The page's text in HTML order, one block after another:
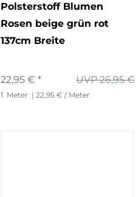
Polsterstoff Blumen
Rosen beige grün rot
137cm Breite
UVP 26,95 €
22,95 € *
1 Meter | 22,95 € / Meter